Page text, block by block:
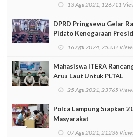
13 Agu 2021, 126711
DPRD Pringsewu Gelar
Pidato Kenegaraan
16 Agu 2024, 25332
Mahasiswa ITERA
Arus Laut Untuk PLTAL
25 Agu 2021, 23765
Polda Lampung Siapkan
Masyarakat
07 Agu 2021, 21236